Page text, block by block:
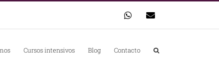
WhatsAppCorreo
electrónico
Cursos intensivos Blog Contacto